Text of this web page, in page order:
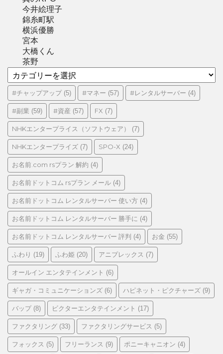
今井絵理子
錦糸町駅
横浜優勝
宮本
大橋くん
茶野
テ
ゴ
リ
ー
#チャップアップ(5) #マネー (57) #レンタルサーバー (4)
#副業 (59) #資産 (57) FX (7)
NHKエンタープライス（ソフトウェア） (7)
NHKエンタープライズ (7) SPO-X (24)
お名前.com rsプラン 解約 (4)
お名前ドットコム rsプラン メール (4)
お名前ドットコム レンタルサーバー 使い方 (4)
お名前ドットコム レンタルサーバー 勝手に (4)
お名前ドットコム レンタルサーバー 評判 (4) お金 (55)
ふわり (19) ふわ姫 (20) アニプレックス (7)
オールイン エンタテインメント (6)
ギャガ・コミュニケーションズ (6) ハピネット・ピクチャーズ (9)
バップ(8) ビクターエンタテインメント (17)
ファクタリング (33) ファクタリングサービス (5)
フォックス (5) フリーランス (9) ポニーキャニオン (4)